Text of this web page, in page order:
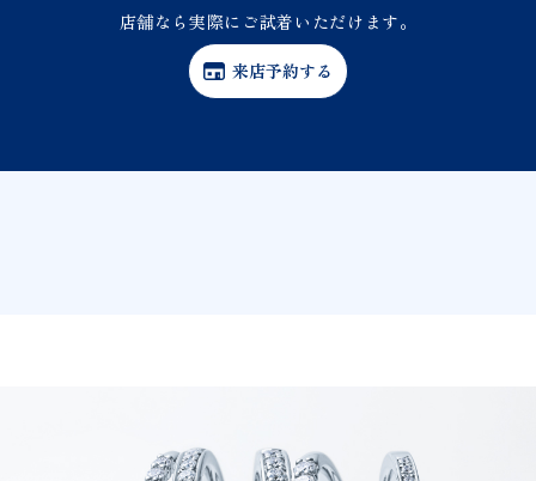
店舗なら実際にご試着いただけます。
来店予約する